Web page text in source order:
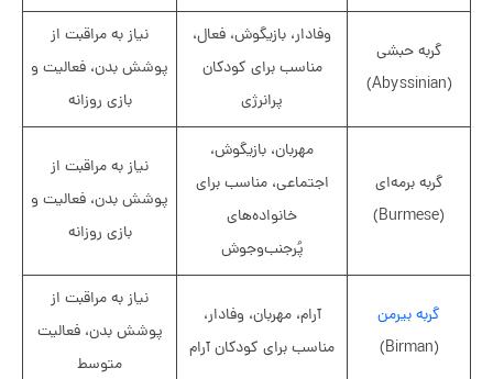
گربه حبشی
(Abyssinian)
وفادار، بازیگوش، فعال،
مناسب برای کودکان
پرانرژی
نیاز به مراقبت از
پوشش بدن، فعالیت و
بازی روزانه
گربه برمه‌ای
(Burmese)
مهربان، بازیگوش،
اجتماعی، مناسب برای
خانواده‌های
پُرجنب‌وجوش
نیاز به مراقبت از
پوشش بدن، فعالیت و
بازی روزانه
گربه بیرمن
(Birman)
آرام، مهربان، وفادار،
مناسب برای کودکان آرام
نیاز به مراقبت از
پوشش بدن، فعالیت
متوسط